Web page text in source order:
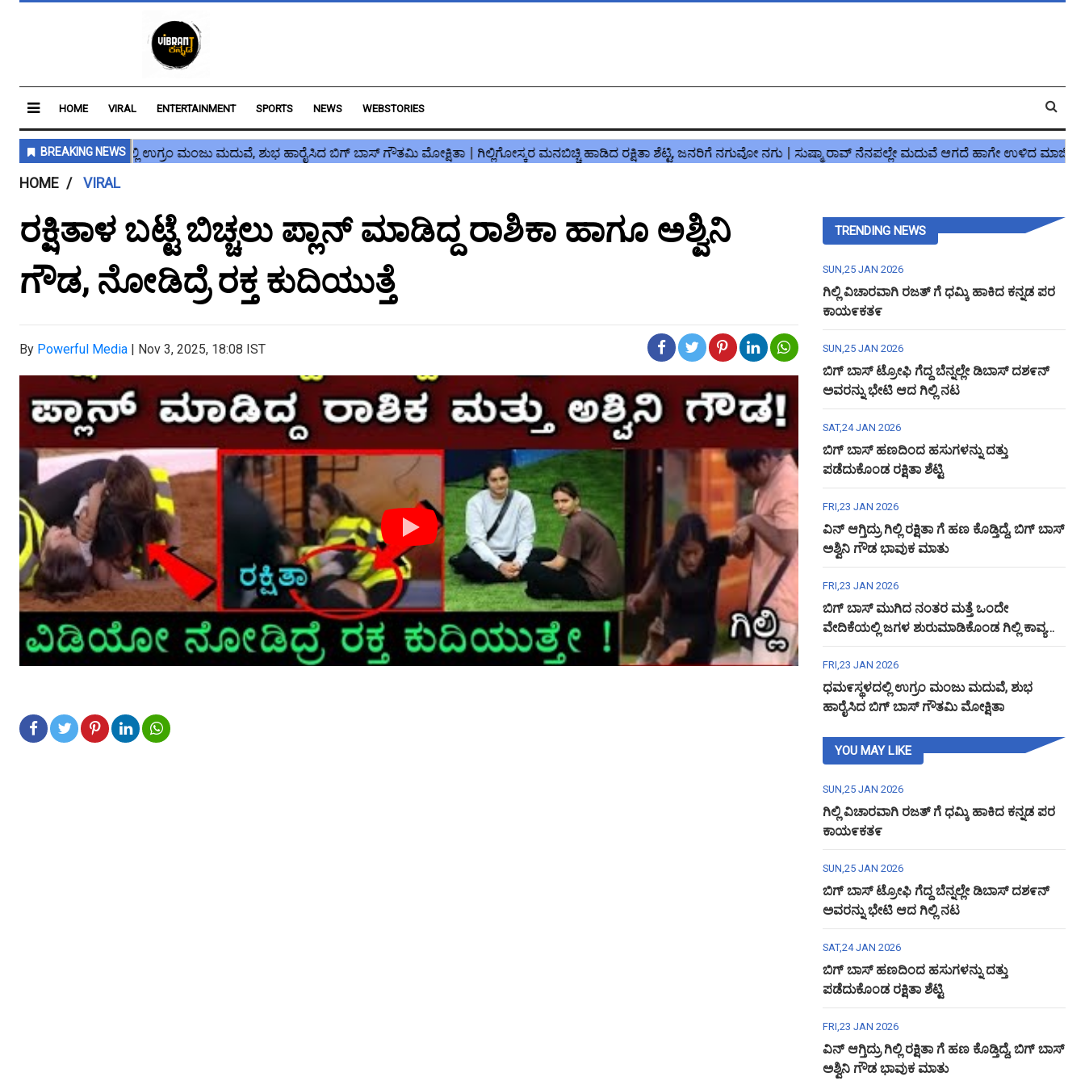
HOME VIRAL ENTERTAINMENT SPORTS NEWS WEBSTORIES
HOME VIRAL
ರಕ್ಷಿತಾಳ ಬಟ್ಟೆ ಬಿಚ್ಚಲು ಪ್ಲಾನ್ ಮಾಡಿದ್ದ ರಾಶಿಕಾ ಹಾಗೂ ಅಶ್ವಿನಿ
ಗೌಡ, ನೋಡಿದ್ರೆ ರಕ್ತ ಕುದಿಯುತ್ತೆ
By Powerful Media | Nov 3, 2025, 18:08 IST
TRENDING NEWS
SUN,25 JAN 2026
ಗಿಲ್ಲಿ ವಿಚಾರವಾಗಿ ರಜತ್ ಗೆ ಧಮ್ಕಿ ಹಾಕಿದ ಕನ್ನಡ ಪರ
ಕಾಯ೯ಕತ೯
SUN,25 JAN 2026
ಬಿಗ್ ಬಾಸ್ ಟ್ರೋಫಿ ಗೆದ್ದ ಬೆನ್ನಲ್ಲೇ ಡಿಬಾಸ್ ದಶ೯ನ್
ಅವರನ್ನು ಭೇಟಿ ಆದ ಗಿಲ್ಲಿ ನಟ
SAT,24 JAN 2026
ಬಿಗ್ ಬಾಸ್ ಹಣದಿಂದ ಹಸುಗಳನ್ನು ದತ್ತು
ಪಡೆದುಕೊಂಡ ರಕ್ಷಿತಾ ಶೆಟ್ಟಿ
FRI,23 JAN 2026
ವಿನ್ ಆಗ್ತಿದ್ರು ಗಿಲ್ಲಿ ರಕ್ಷಿತಾ ಗೆ ಹಣ ಕೊಡ್ತಿದ್ದೆ, ಬಿಗ್ ಬಾಸ್
ಅಶ್ವಿನಿ ಗೌಡ ಭಾವುಕ ಮಾತು
FRI,23 JAN 2026
ಬಿಗ್ ಬಾಸ್ ಮುಗಿದ ನಂತರ ಮತ್ತೆ ಒಂದೇ
ವೇದಿಕೆಯಲ್ಲಿ ಜಗಳ ಶುರುಮಾಡಿಕೊಂಡ ಗಿಲ್ಲಿ ಕಾವ್ಯ
ಅಶ್ವಿನಿ ಗೌಡ
FRI,23 JAN 2026
ಧಮ೯ಸ್ಥಳದಲ್ಲಿ ಉಗ್ರಂ ಮಂಜು ಮದುವೆ, ಶುಭ
ಹಾರೈಸಿದ ಬಿಗ್ ಬಾಸ್ ಗೌತಮಿ ಮೋಕ್ಷಿತಾ
YOU MAY LIKE
SUN,25 JAN 2026
ಗಿಲ್ಲಿ ವಿಚಾರವಾಗಿ ರಜತ್ ಗೆ ಧಮ್ಕಿ ಹಾಕಿದ ಕನ್ನಡ ಪರ
ಕಾಯ೯ಕತ೯
SUN,25 JAN 2026
ಬಿಗ್ ಬಾಸ್ ಟ್ರೋಫಿ ಗೆದ್ದ ಬೆನ್ನಲ್ಲೇ ಡಿಬಾಸ್ ದಶ೯ನ್
ಅವರನ್ನು ಭೇಟಿ ಆದ ಗಿಲ್ಲಿ ನಟ
SAT,24 JAN 2026
ಬಿಗ್ ಬಾಸ್ ಹಣದಿಂದ ಹಸುಗಳನ್ನು ದತ್ತು
ಪಡೆದುಕೊಂಡ ರಕ್ಷಿತಾ ಶೆಟ್ಟಿ
FRI,23 JAN 2026
ವಿನ್ ಆಗ್ತಿದ್ರು ಗಿಲ್ಲಿ ರಕ್ಷಿತಾ ಗೆ ಹಣ ಕೊಡ್ತಿದ್ದೆ, ಬಿಗ್ ಬಾಸ್
ಅಶ್ವಿನಿ ಗೌಡ ಭಾವುಕ ಮಾತು